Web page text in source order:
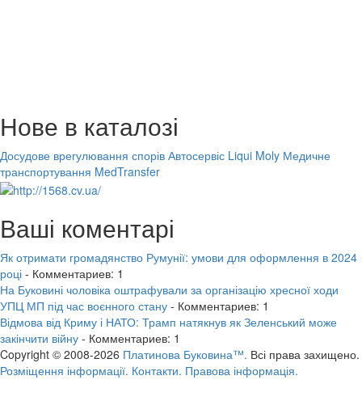
Нове в каталозі
Досудове врегулювання спорів Автосервіс Liqui Moly Медичне
транспортування MedTransfer
Ваші коментарі
Як отримати громадянство Румунії: умови для оформлення в 2024
році - Комментариев: 1
На Буковині чоловіка оштрафували за організацію хресної ходи
УПЦ МП під час воєнного стану - Комментариев: 1
Відмова від Криму і НАТО: Трамп натякнув як Зеленський може
закінчити війну - Комментариев: 1
Copyright © 2008-2026 Платинова Буковина™. Всі права захищено.
Розміщення інформації. Контакти. Правова інформація.